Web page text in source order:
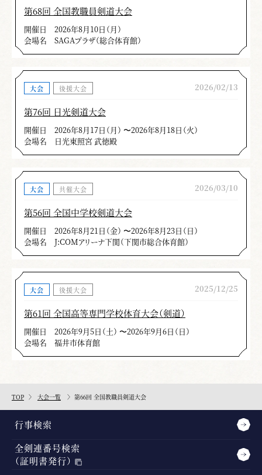
第68回 全国教職員剣道大会
開催日
2026年8月10日（月）
会場名
SAGAプラザ（総合体育館）
大会 後援大会 2026/02/13
第76回 日光剣道大会
開催日
2026年8月17日（月） 〜2026年8月18日（火）
会場名
日光東照宮 武徳殿
大会 共催大会 2026/03/10
第56回 全国中学校剣道大会
開催日
2026年8月21日（金） 〜2026年8月23日（日）
会場名
J:COMアリーナ下関（下関市総合体育館）
大会 後援大会 2025/12/25
第61回 全国高等専門学校体育大会（剣道）
開催日
2026年9月5日（土） 〜2026年9月6日（日）
会場名
福井市体育館
TOP 大会一覧 第66回 全国教職員剣道大会
行事検索
全剣連番号検索
（証明書発行）